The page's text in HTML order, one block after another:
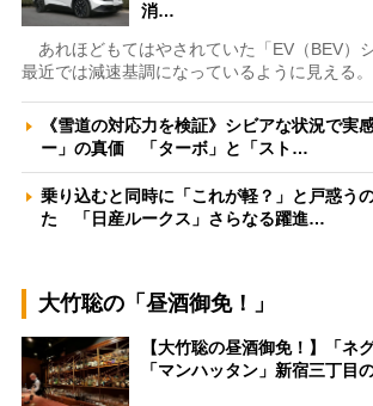
消…
あれほどもてはやされていた「EV（BEV）
最近では減速基調になっているように見える
《雪道の対応力を検証》シビアな状況で実
ー」の真価 「ターボ」と「スト…
乗り込むと同時に「これが軽？」と戸惑う
た 「日産ルークス」さらなる躍進…
大竹聡の「昼酒御免！」
【大竹聡の昼酒御免！】「ネ
「マンハッタン」新宿三丁目